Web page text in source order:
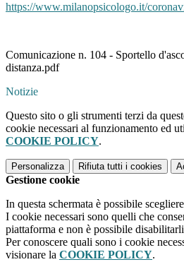
https://www.milanopsicologo.it/
Comunicazione n. 104 - Sportello
distanza.pdf
Notizie
Questo sito o gli strumenti terzi da
cookie necessari al funzionamento ed
COOKIE POLICY.
Personalizza Rifiuta tutti i cookies
Gestione cookie
In questa schermata è possibile
I cookie necessari sono quelli che
piattaforma e non è possibile
Per conoscere quali sono i cookie
visionare la COOKIE POLICY.